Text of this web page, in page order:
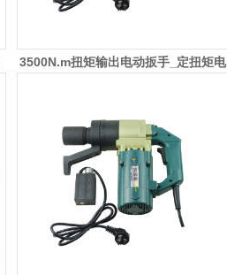
3500N.m扭矩输出电动扳手_定扭矩电